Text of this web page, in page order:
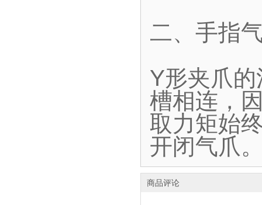
二、手指
Y形夹爪
槽相连，
取力矩始
开闭气爪
商品评论